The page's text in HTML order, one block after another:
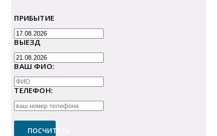
ПРИБЫТИЕ
ВЫЕЗД
ВАШ ФИО:
ТЕЛЕФОН:
ПОСЧИТАТЬ